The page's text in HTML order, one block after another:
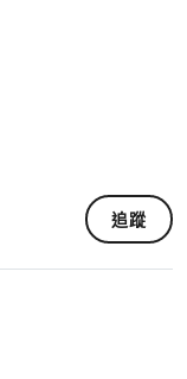
追蹤